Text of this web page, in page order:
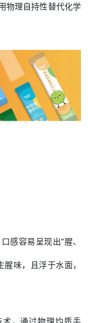
物理自持性替代化学
感容易呈现出“腥、
味，且浮于水面，